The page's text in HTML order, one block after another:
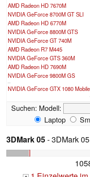
AMD Radeon HD 7670M
NVIDIA GeForce 8700M GT SLI
AMD Radeon HD 6770M
NVIDIA GeForce 8800M GTS
NVIDIA GeForce GT 740M
AMD Radeon R7 M445
NVIDIA GeForce GTS 360M
AMD Radeon HD 7690M
NVIDIA GeForce 9800M GS
...
NVIDIA GeForce GTX 1080 Mobile
Suchen: Modell:
Laptop
3DMark 05- 3DMark